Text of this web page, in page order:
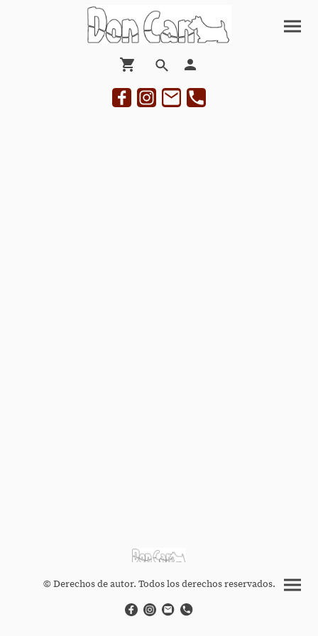
© Derechos de autor. Todos los derechos reservados.